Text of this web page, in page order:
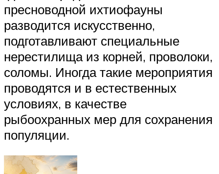
пресноводной ихтиофауны
разводится искусственно,
подготавливают специальные
нерестилища из корней, проволоки,
соломы. Иногда такие мероприятия
проводятся и в естественных
условиях, в качестве
рыбоохранных мер для сохранения
популяции.